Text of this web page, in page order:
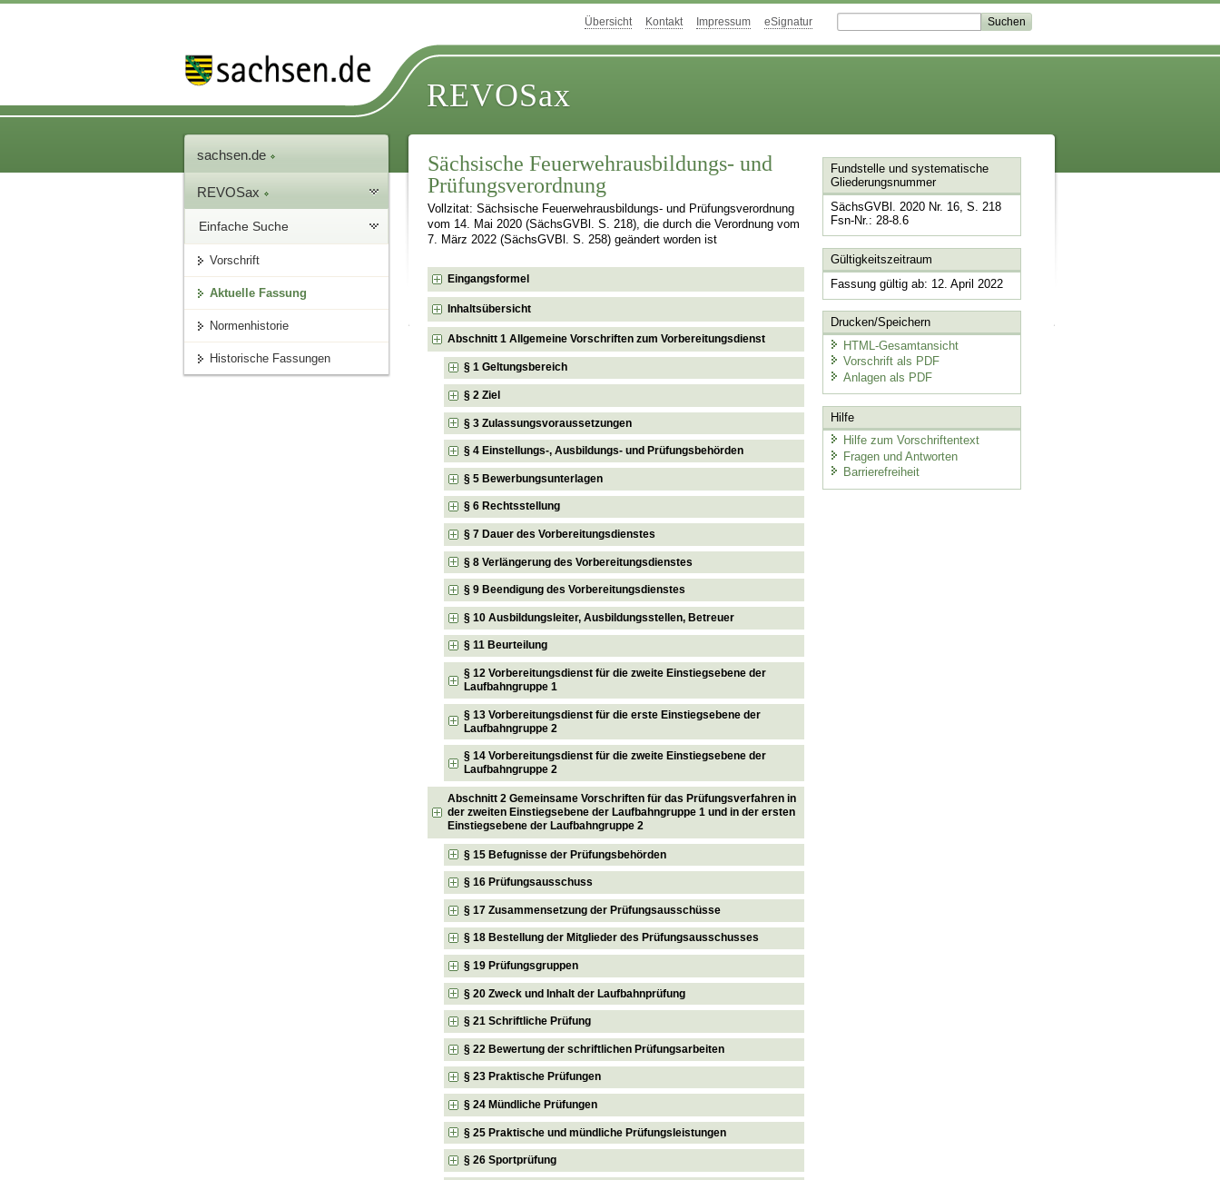
Übersicht Kontakt Impressum eSignatur
REVOSax
sachsen.de
REVOSax
Einfache Suche
Vorschrift
Aktuelle Fassung
Normenhistorie
Historische Fassungen
Sächsische Feuerwehrausbildungs- und
Prüfungsverordnung
Vollzitat: Sächsische Feuerwehrausbildungs- und Prüfungsverordnung
vom 14. Mai 2020 (SächsGVBl. S. 218), die durch die Verordnung vom
7. März 2022 (SächsGVBl. S. 258) geändert worden ist
Eingangsformel
Inhaltsübersicht
Abschnitt 1 Allgemeine Vorschriften zum Vorbereitungsdienst
§ 1 Geltungsbereich
§ 2 Ziel
§ 3 Zulassungsvoraussetzungen
§ 4 Einstellungs-, Ausbildungs- und Prüfungsbehörden
§ 5 Bewerbungsunterlagen
§ 6 Rechtsstellung
§ 7 Dauer des Vorbereitungsdienstes
§ 8 Verlängerung des Vorbereitungsdienstes
§ 9 Beendigung des Vorbereitungsdienstes
§ 10 Ausbildungsleiter, Ausbildungsstellen, Betreuer
§ 11 Beurteilung
§ 12 Vorbereitungsdienst für die zweite Einstiegsebene der
Laufbahngruppe 1
§ 13 Vorbereitungsdienst für die erste Einstiegsebene der
Laufbahngruppe 2
§ 14 Vorbereitungsdienst für die zweite Einstiegsebene der
Laufbahngruppe 2
Abschnitt 2 Gemeinsame Vorschriften für das Prüfungsverfahren in
der zweiten Einstiegsebene der Laufbahngruppe 1 und in der ersten
Einstiegsebene der Laufbahngruppe 2
§ 15 Befugnisse der Prüfungsbehörden
§ 16 Prüfungsausschuss
§ 17 Zusammensetzung der Prüfungsausschüsse
§ 18 Bestellung der Mitglieder des Prüfungsausschusses
§ 19 Prüfungsgruppen
§ 20 Zweck und Inhalt der Laufbahnprüfung
§ 21 Schriftliche Prüfung
§ 22 Bewertung der schriftlichen Prüfungsarbeiten
§ 23 Praktische Prüfungen
§ 24 Mündliche Prüfungen
§ 25 Praktische und mündliche Prüfungsleistungen
§ 26 Sportprüfung
Fundstelle und systematische
Gliederungsnummer
SächsGVBl. 2020 Nr. 16, S. 218
Fsn-Nr.: 28-8.6
Gültigkeitszeitraum
Fassung gültig ab: 12. April 2022
Drucken/Speichern
HTML-Gesamtansicht
Vorschrift als PDF
Anlagen als PDF
Hilfe
Hilfe zum Vorschriftentext
Fragen und Antworten
Barrierefreiheit